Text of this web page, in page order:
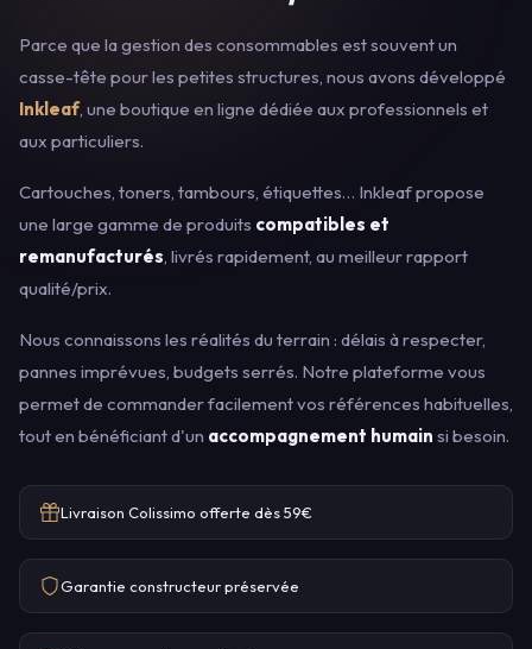
Parce que la gestion des consommables est souvent un
casse-tête pour les petites structures, nous avons développé
Inkleaf, une boutique en ligne dédiée aux professionnels et
aux particuliers.
Cartouches, toners, tambours, étiquettes… Inkleaf propose
une large gamme de produits compatibles et
remanufacturés, livrés rapidement, au meilleur rapport
qualité/prix.
Nous connaissons les réalités du terrain : délais à respecter,
pannes imprévues, budgets serrés. Notre plateforme vous
permet de commander facilement vos références habituelles,
tout en bénéficiant d'un accompagnement humain si besoin.
Livraison Colissimo offerte dès 59€
Garantie constructeur préservée